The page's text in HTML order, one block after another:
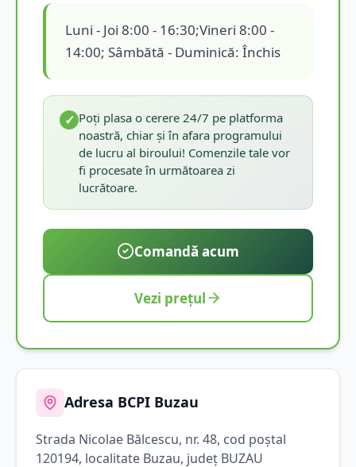
Luni - Joi 8:00 - 16:30;Vineri 8:00 -
14:00; Sâmbătă - Duminică: Închis
✓ Poți plasa o cerere 24/7 pe platforma
noastră, chiar și în afara programului
de lucru al biroului! Comenzile tale vor
fi procesate în următoarea zi
lucrătoare.
Comandă acum
Vezi prețul
Adresa BCPI Buzau
Strada Nicolae Bălcescu, nr. 48, cod poștal
120194, localitate Buzau, județ BUZAU